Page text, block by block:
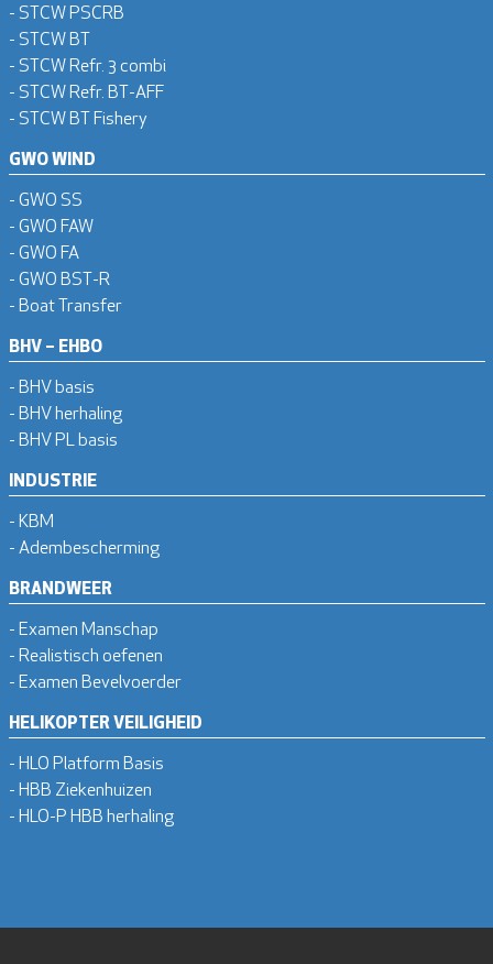
- STCW PSCRB
- STCW BT
- STCW Refr. 3 combi
- STCW Refr. BT-AFF
- STCW BT Fishery
GWO WIND
- GWO SS
- GWO FAW
- GWO FA
- GWO BST-R
- Boat Transfer
BHV – EHBO
- BHV basis
- BHV herhaling
- BHV PL basis
INDUSTRIE
- KBM
- Adembescherming
BRANDWEER
- Examen Manschap
- Realistisch oefenen
- Examen Bevelvoerder
HELIKOPTER VEILIGHEID
- HLO Platform Basis
- HBB Ziekenhuizen
- HLO-P HBB herhaling